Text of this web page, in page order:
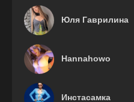
Юля Гаврилина
Hannahowo
Инстасамка